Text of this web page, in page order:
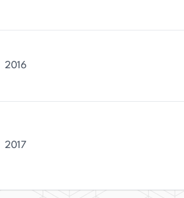
2016
2017